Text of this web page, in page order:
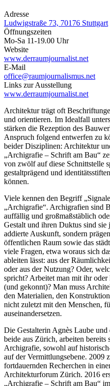
Adresse
Ludwigstraße 73, 70176 Stuttgart
Öffnungszeiten
Mo-Sa 11-19.00 Uhr
Website
www.derraumjournalist.net
E-Mail
office@raumjournalismus.net
Links zur Ausstellung
www.derraumjournalist.net
Architektur trägt oft
und orientieren. Im Idealfall
stärken die Rezeption des
Anspruch folgend entwerfen zu
beider Disziplinen: Architektur
„Archigrafie – Schrift am Bau“
von zwölf auf diese Schnittstelle
gestaltprägend und
können.
Viele kennen den Begriff
„Archigrafie“. Archigrafien sind
auffällig und großmaßstäblich
Gestalt und ihren Duktus sind sie
addierte Auskunft, sondern
öffentlichen Raum sowie das
viele Fragen, etwa woraus sich
ableiten lässt: aus der
oder aus der Nutzung? Oder,
spricht? Arbeitet man mit ihr
(und gekonnt)? Man muss
den Materialien, den
nicht zuletzt mit den Menschen,
auseinandersetzen.
Die Gestalterin Agnès Laube
beide aus Zürich, arbeiten bereits
Archigrafie, sowohl auf
auf der Vermittlungsebene. 2009
fortdauernden Recherchen in
Architekturforum Zürich. 2016
„Archigrafie – Schrift am Bau“